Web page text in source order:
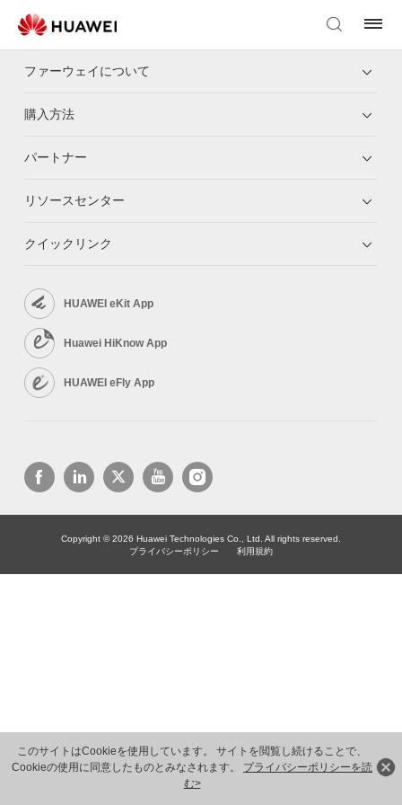
このサイトはCookieを使用しています。 サイトを閲覧し続けることで、
Cookieの使用に同意したものとみなされます。 プライバシーポリシーを読
む>
ファーウェイについて
購入方法
パートナー
リソースセンター
クイックリンク
HUAWEI eKit App
Huawei HiKnow App
HUAWEI eFly App
Copyright © 2026 Huawei Technologies Co., Ltd. All rights reserved.
プライバシーポリシー
利用規約